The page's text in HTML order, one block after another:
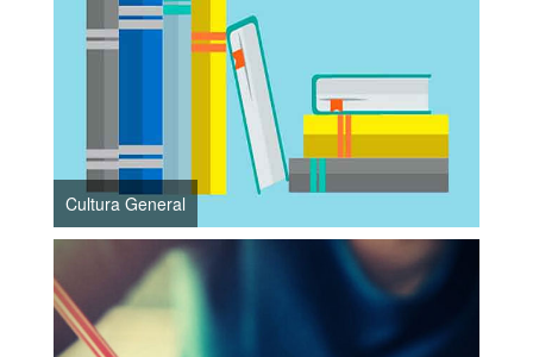
Cultura General